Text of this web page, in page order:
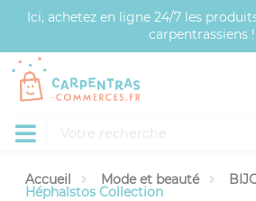
Ici, achetez en ligne 24/7 les
carpentrassiens !
Accueil Mode et beauté
Héphaïstos Collection
Panneau de gestion des cookies